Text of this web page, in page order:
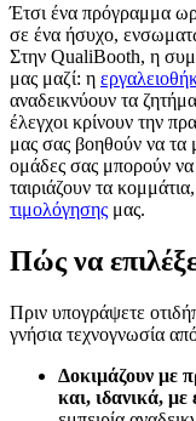
Έτσι ένα πρόγραμμα
σε ένα ήσυχο,
Στην QualiBooth, η
μας μαζί: η
αναδεικνύουν τα
έλεγχοι κρίνουν την
μας σας βοηθούν να τα
ομάδες σας μπορούν
ταιριάζουν τα
τιμολόγησης μας.
Πώς να
Πριν υπογράψετε
γνήσια τεχνογνωσία
Δοκιμάζουν με
και, ιδανικά, με